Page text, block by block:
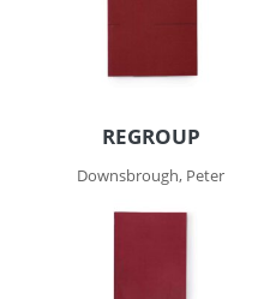
REGROUP
Downsbrough, Peter